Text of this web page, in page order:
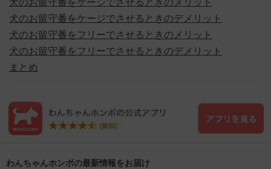
犬のお留守番をケージでさせるときのメリット
犬のお留守番をケージでさせるときのデメリット
犬のお留守番をフリーでさせるときのメリット
犬のお留守番をフリーでさせるときのデメリット
まとめ
わんちゃんホンポの最新情報をお届け